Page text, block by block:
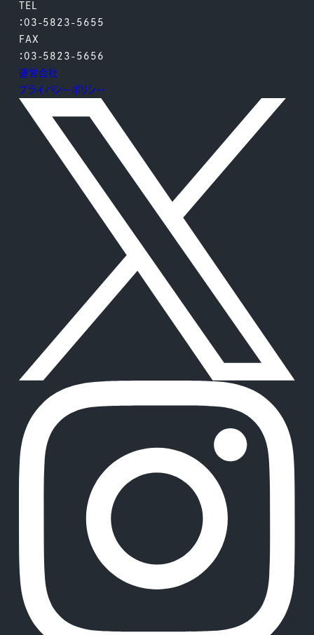
TEL
：03-5823-5655
FAX
：03-5823-5656
運営会社
プライバシーポリシー